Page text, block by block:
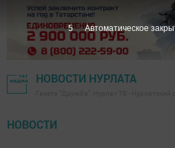
НОВОСТИ НУРЛАТА
НОВОСТИ
4 Автоматическое